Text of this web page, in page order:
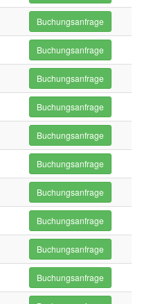
Buchungsanfrage
Buchungsanfrage
Buchungsanfrage
Buchungsanfrage
Buchungsanfrage
Buchungsanfrage
Buchungsanfrage
Buchungsanfrage
Buchungsanfrage
Buchungsanfrage